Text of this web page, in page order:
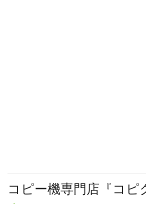
コピー機専門店『コピ